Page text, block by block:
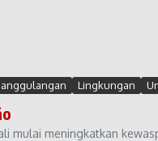
Lingkungan
mulai meningkatkan